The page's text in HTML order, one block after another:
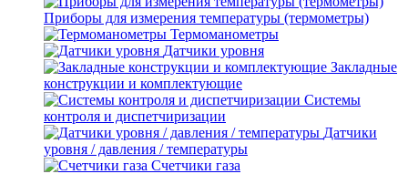
Приборы для измерения температуры (термометры)
Термоманометры
Датчики уровня
Закладные
конструкции и комплектующие
Системы
контроля и диспетчиризации
Датчики
уровня / давления / температуры
Счетчики газа